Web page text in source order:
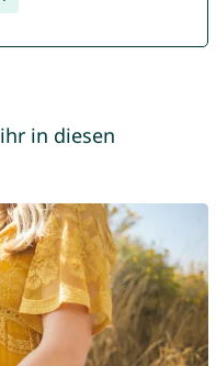
in diesen